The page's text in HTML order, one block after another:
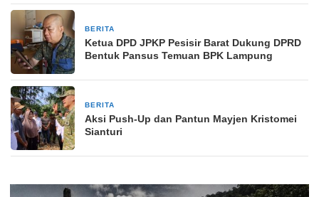
BERITA
Ketua DPD JPKP Pesisir Barat Dukung DPRD
Bentuk Pansus Temuan BPK Lampung
BERITA
Aksi Push-Up dan Pantun Mayjen Kristomei
Sianturi